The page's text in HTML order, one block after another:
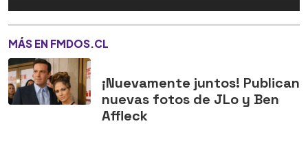
MÁS EN FMDOS.CL
¡Nuevamente juntos! Publican
nuevas fotos de JLo y Ben
Affleck